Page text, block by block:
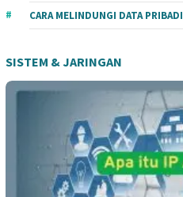
CARA MELINDUNGI DATA PRIBADI
SISTEM & JARINGAN